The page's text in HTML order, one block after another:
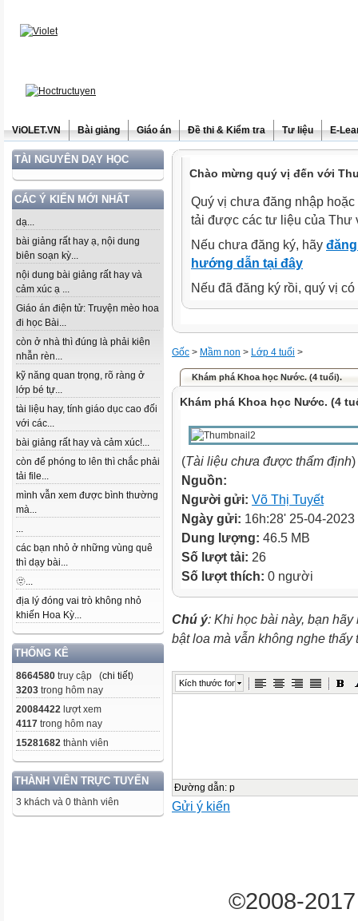
ViOLET.VN Bài giảng Giáo án Đề thi & Kiểm tra Tư liệu E-
TÀI NGUYÊN DẠY HỌC
CÁC Ý KIẾN MỚI NHẤT
dạ...
bài giảng rất hay ạ, nội dung
biên soạn kỳ...
nội dung bài giảng rất hay và
cảm xúc ạ ...
Giáo án điện tử: Truyện mèo hoa
đi học Bài...
còn ở nhà thì đúng là phải kiên
nhẫn rèn...
kỹ năng quan trọng, rõ ràng ở
lớp bé tự...
tài liệu hay, tính giáo dục cao đối
với các...
bài giảng rất hay và cảm xúc!...
còn để phóng to lên thì chắc phải
tải file...
mình vẫn xem được bình thường
mà...
...
các bạn nhỏ ở những vùng quê
thì dạy bài...
🫥...
địa lý đóng vai trò không nhỏ
khiến Hoa Kỳ...
THỐNG KÊ
8664580 truy cập (chi tiết)
3203 trong hôm nay
20084422 lượt xem
4117 trong hôm nay
15281682 thành viên
THÀNH VIÊN TRỰC TUYẾN
3 khách và 0 thành viên
Chào mừng quý vị đến với
Quý vị chưa đăng nhập
tải được các tư liệu của Thư
Nếu chưa đăng ký, hãy
hướng dẫn tại đây
Nếu đã đăng ký rồi, quý vị
Gốc > Mầm non > Lớp 4 tuổi >
Khám phá Khoa học Nước. (4 tuổi).
Khám phá Khoa học Nước. (4
(Tài liệu chưa được thẩm định)
Nguồn:
Người gửi: Võ Thị Tuyết
Ngày gửi: 16h:28' 25-04-2023
Dung lượng: 46.5 MB
Số lượt tải: 26
Số lượt thích: 0 người
Chú ý: Khi học bài này, bạn
bật loa mà vẫn không nghe
Kích thước font
Đường dẫn: p
Gửi ý kiến
©2008-